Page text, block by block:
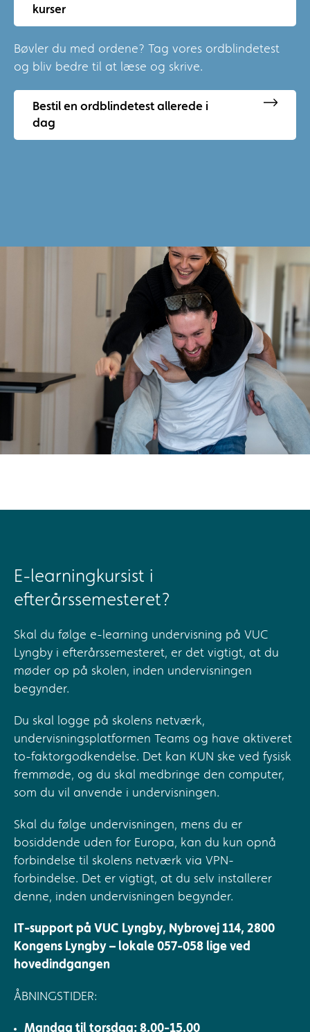
kurser
Bøvler du med ordene? Tag vores ordblindetest
og bliv bedre til at læse og skrive.
Bestil en ordblindetest allerede i
dag
E-learningkursist i
efterårssemesteret?
Skal du følge e-learning undervisning på VUC
Lyngby i efterårssemesteret, er det vigtigt, at du
møder op på skolen, inden undervisningen
begynder.
Du skal logge på skolens netværk,
undervisningsplatformen Teams og have aktiveret
to-faktorgodkendelse. Det kan KUN ske ved fysisk
fremmøde, og du skal medbringe den computer,
som du vil anvende i undervisningen.
Skal du følge undervisningen, mens du er
bosiddende uden for Europa, kan du kun opnå
forbindelse til skolens netværk via VPN-
forbindelse. Det er vigtigt, at du selv installerer
denne, inden undervisningen begynder.
IT-support på VUC Lyngby, Nybrovej 114, 2800
Kongens Lyngby – loka​le 057-058 lige ved
hovedindgangen
ÅBNINGSTIDER:
Mandag til torsdag: 8.00-15.00